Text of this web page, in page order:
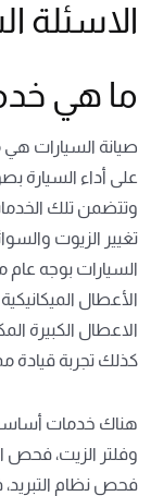
الاسئلة
ما هي
صيانة السيارات
على أداء السيارة
وتتضمن تلك
تغيير الزيوت
السيارات بوجه
الأعطال
الاعطال الكبيرة
كذلك تجربة قيادة
هناك خدمات
وفلتر الزيت، فحص
فحص نظام